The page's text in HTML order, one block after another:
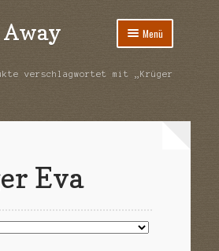
Menü
verschlagwortet mit „Krüger
Eva